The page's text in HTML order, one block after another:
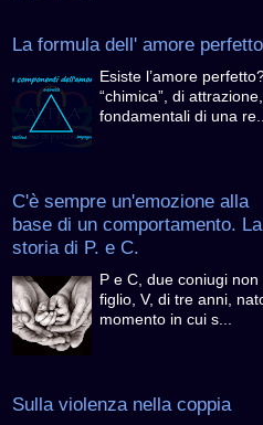
La formula dell' amore perfetto
Esiste l’amore
“chimica”, di
fondamentali di una re...
C'è sempre un'emozione alla
base di un comportamento. La
storia di P. e C.
P e C, due coniugi
figlio, V, di tre anni,
momento in cui s...
Sulla violenza nella coppia